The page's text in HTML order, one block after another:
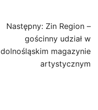
Następny: Zin Region –
gościnny udział w
dolnośląskim magazynie
artystycznym